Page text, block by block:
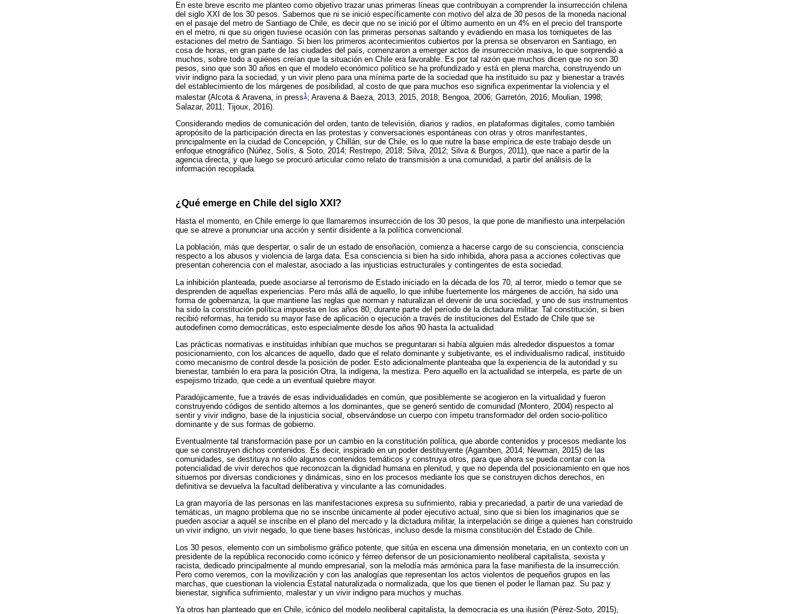
En este breve escrito me planteo como objetivo trazar unas primeras líneas que contribuyan a comprender la insurrección chilena
del siglo XXI de los 30 pesos. Sabemos que ni se inició específicamente con motivo del alza de 30 pesos de la moneda nacional
en el pasaje del metro de Santiago de Chile, es decir que no se inició por el último aumento en un 4% en el precio del transporte
en el metro, ni que su origen tuviese ocasión con las primeras personas saltando y evadiendo en masa los torniquetes de las
estaciones del metro de Santiago. Si bien los primeros acontecimientos cubiertos por la prensa se observaron en Santiago, en
cosa de horas, en gran parte de las ciudades del país, comenzaron a emerger actos de insurrección masiva, lo que sorprendió a
muchos, sobre todo a quiénes creían que la situación en Chile era favorable. Es por tal razón que muchos dicen que no son 30
pesos, sino que son 30 años en que el modelo económico político se ha profundizado y está en plena marcha, construyendo un
vivir indigno para la sociedad, y un vivir pleno para una mínima parte de la sociedad que ha instituido su paz y bienestar a través
del establecimiento de los márgenes de posibilidad, al costo de que para muchos eso significa experimentar la violencia y el
malestar (Alcota & Aravena, in press1 ; Aravena & Baeza, 2013, 2015, 2018; Bengoa, 2006; Garretón, 2016; Moulian, 1998;
Salazar, 2011; Tijoux, 2016).
Considerando medios de comunicación del orden, tanto de televisión, diarios y radios, en plataformas digitales, como también
apropósito de la participación directa en las protestas y conversaciones espontáneas con otras y otros manifestantes,
principalmente en la ciudad de Concepción, y Chillán, sur de Chile, es lo que nutre la base empírica de este trabajo desde un
enfoque etnográfico (Núñez, Solís, & Soto, 2014; Restrepo, 2018; Silva, 2012; Silva & Burgos, 2011), que nace a partir de la
agencia directa, y que luego se procuró articular como relato de transmisión a una comunidad, a partir del análisis de la
información recopilada.
¿Qué emerge en Chile del siglo XXI?
Hasta el momento, en Chile emerge lo que llamaremos insurrección de los 30 pesos, la que pone de manifiesto una interpelación
que se atreve a pronunciar una acción y sentir disidente a la política convencional.
La población, más que despertar, o salir de un estado de ensoñación, comienza a hacerse cargo de su consciencia, consciencia
respecto a los abusos y violencia de larga data. Esa consciencia si bien ha sido inhibida, ahora pasa a acciones colectivas que
presentan coherencia con el malestar, asociado a las injusticias estructurales y contingentes de esta sociedad.
La inhibición planteada, puede asociarse al terrorismo de Estado iniciado en la década de los 70, al terror, miedo o temor que se
desprenden de aquellas experiencias. Pero más allá de aquello, lo que inhibe fuertemente los márgenes de acción, ha sido una
forma de gobernanza, la que mantiene las reglas que norman y naturalizan el devenir de una sociedad, y uno de sus instrumentos
ha sido la constitución política impuesta en los años 80, durante parte del período de la dictadura militar. Tal constitución, si bien
recibió reformas, ha tenido su mayor fase de aplicación o ejecución a través de instituciones del Estado de Chile que se
autodefinen como democráticas, esto especialmente desde los años 90 hasta la actualidad.
Las prácticas normativas e instituidas inhibían que muchos se preguntaran si había alguien más alrededor dispuestos a tomar
posicionamiento, con los alcances de aquello, dado que el relato dominante y subjetivante, es el individualismo radical, instituido
como mecanismo de control desde la posición de poder. Esto adicionalmente planteaba que la experiencia de la autoridad y su
bienestar, también lo era para la posición Otra, la indígena, la mestiza. Pero aquello en la actualidad se interpela, es parte de un
espejismo trizado, que cede a un eventual quiebre mayor.
Paradójicamente, fue a través de esas individualidades en común, que posiblemente se acogieron en la virtualidad y fueron
construyendo códigos de sentido alternos a los dominantes, que se generó sentido de comunidad (Montero, 2004) respecto al
sentir y vivir indigno, base de la injusticia social, observándose un cuerpo con ímpetu transformador del orden socio-político
dominante y de sus formas de gobierno.
Eventualmente tal transformación pase por un cambio en la constitución política, que aborde contenidos y procesos mediante los
que se construyen dichos contenidos. Es decir, inspirado en un poder destituyente (Agamben, 2014; Newman, 2015) de las
comunidades, se destituya no sólo algunos contenidos temáticos y construya otros, para que ahora se pueda contar con la
potencialidad de vivir derechos que reconozcan la dignidad humana en plenitud, y que no dependa del posicionamiento en que nos
situemos por diversas condiciones y dinámicas, sino en los procesos mediante los que se construyen dichos derechos, en
definitiva se devuelva la facultad deliberativa y vinculante a las comunidades.
La gran mayoría de las personas en las manifestaciones expresa su sufrimiento, rabia y precariedad, a partir de una variedad de
temáticas, un magno problema que no se inscribe únicamente al poder ejecutivo actual, sino que si bien los imaginarios que se
pueden asociar a aquél se inscribe en el plano del mercado y la dictadura militar, la interpelación se dirige a quienes han construido
un vivir indigno, un vivir negado, lo que tiene bases históricas, incluso desde la misma constitución del Estado de Chile.
Los 30 pesos, elemento con un simbolismo gráfico potente, que sitúa en escena una dimensión monetaria, en un contexto con un
presidente de la república reconocido como icónico y férreo defensor de un posicionamiento neoliberal capitalista, sexista y
racista, dedicado principalmente al mundo empresarial, son la melodía más armónica para la fase manifiesta de la insurrección.
Pero como veremos, con la movilización y con las analogías que representan los actos violentos de pequeños grupos en las
marchas, que cuestionan la violencia Estatal naturalizada o normalizada, que los que tienen el poder le llaman paz. Su paz y
bienestar, significa sufrimiento, malestar y un vivir indigno para muchos y muchas.
Ya otros han planteado que en Chile, icónico del modelo neoliberal capitalista, la democracia es una ilusión (Pérez-Soto, 2015),